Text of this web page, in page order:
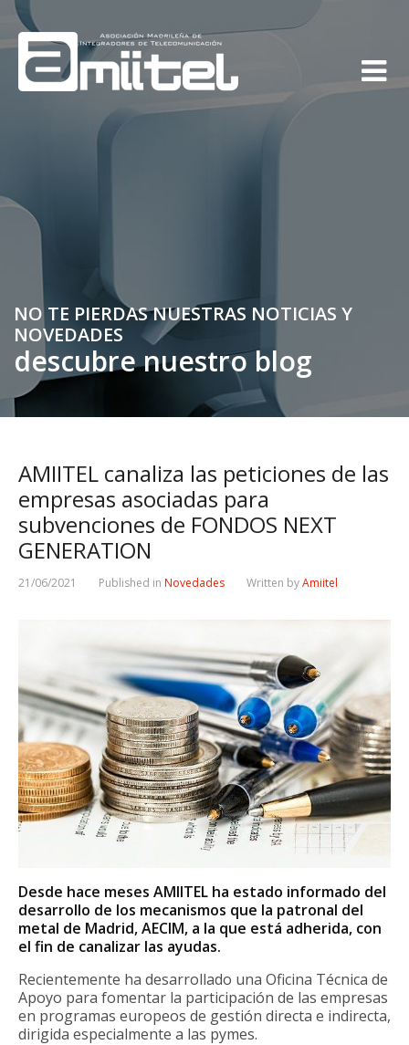
NO TE PIERDAS NUESTRAS NOTICIAS Y
NOVEDADES
descubre nuestro blog
AMIITEL canaliza las peticiones de las
empresas asociadas para
subvenciones de FONDOS NEXT
GENERATION
21/06/2021 Published in Novedades Written byAmiitel
Desde hace meses AMIITEL ha estado informado del
desarrollo de los mecanismos que la patronal del
metal de Madrid, AECIM, a la que está adherida, con
el fin de canalizar las ayudas.
Recientemente ha desarrollado una Oficina Técnica de
Apoyo para fomentar la participación de las empresas
en programas europeos de gestión directa e indirecta,
dirigida especialmente a las pymes.